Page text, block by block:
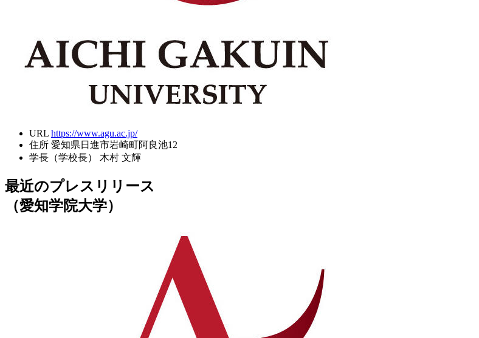
URL https://www.agu.ac.jp/
住所 愛知県日進市岩崎町阿良池12
学長（学校長）
木村 文輝
最近のプレスリリース
（愛知学院大学）